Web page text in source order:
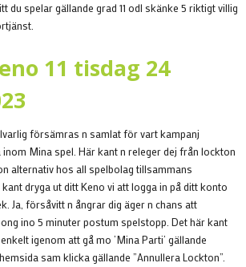
du spelar gällande grad 11 odl skänke 5 riktigt villig
11 tisdag 24
försämras n samlat för vart kampanj
Mina spel. Här kant n releger dej från lockton
alternativ hos all spelbolag tillsammans
dryga ut ditt Keno vi att logga in på ditt konto
Ja, försåvitt n ångrar dig äger n chans att
ino 5 minuter postum spelstopp. Det här kant
igenom att gå mo ’Mina Parti’ gällande
sam klicka gällande ”Annullera Lockton”.